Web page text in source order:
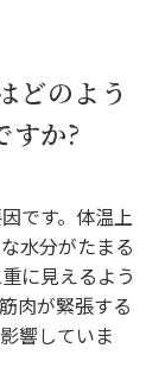
どのよう
すか?
です。体温上
水分がたまる
に見えるよう
肉が緊張する
響していま